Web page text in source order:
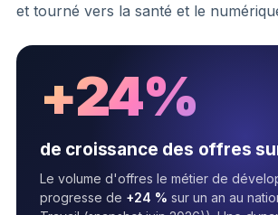
et tourné vers la santé et le
+24%
de croissance des offres
Le volume d'offres le métier de
progresse de +24 % sur un an au